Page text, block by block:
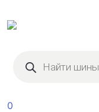
товаров
0